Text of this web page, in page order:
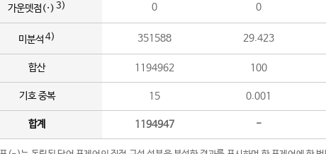
가운뎃점(·) 3) 0 0
미분석 4) 351588 29.423
합산 1194962 100
기호 중복 15 0.001
합계 1194947 -